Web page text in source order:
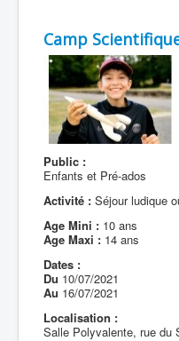
Camp
Public :
Enfants et Pré-ados
Activité : Séjour ludique
Age Mini : 10 ans
Age Maxi : 14 ans
Dates :
Du 10/07/2021
Au 16/07/2021
Localisation :
Salle Polyvalente, rue du